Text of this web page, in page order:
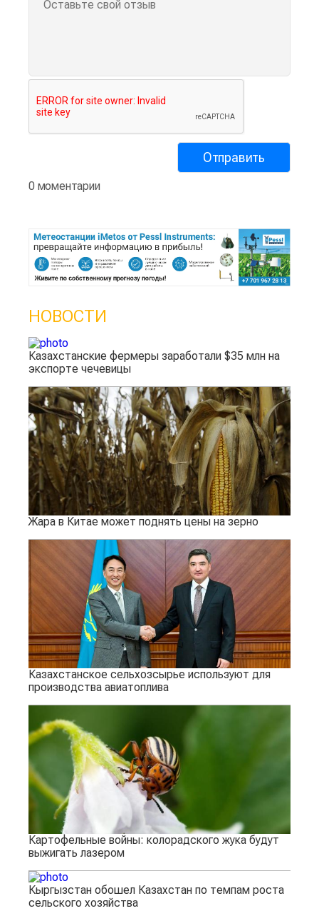
0 моментарии
НОВОСТИ
Казахстанские фермеры заработали $35 млн на
экспорте чечевицы
Жара в Китае может поднять цены на зерно
Казахстанское сельхозсырье используют для
производства авиатоплива
Картофельные войны: колорадского жука будут
выжигать лазером
Кыргызстан обошел Казахстан по темпам роста
сельского хозяйства